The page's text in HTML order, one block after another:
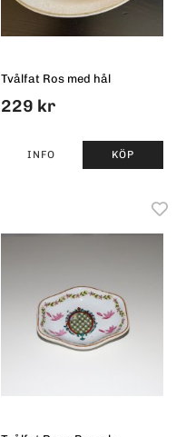
Tvålfat Ros med hål
229 kr
INFO KÖP